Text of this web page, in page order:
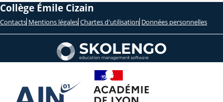
Collège Émile Cizain
Contacts Mentions légales Chartes d'utilisation Données personnelles